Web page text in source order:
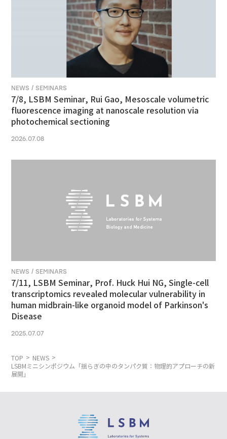
NEWS / SEMINARS
7/8, LSBM Seminar, Rui Gao, Mesoscale volumetric
fluorescence imaging at nanoscale resolution via
photochemical sectioning
2026.07.08
NEWS / SEMINARS
7/11, LSBM Seminar, Prof. Huck Hui NG, Single-cell
transcriptomics revealed molecular vulnerability in
human midbrain-like organoid model of Parkinson's
Disease
2025.07.07
TOP
NEWS
LSBMミニシンポジウム「揺らぎの中のタンパク質：物理的アプローチの新
展開」